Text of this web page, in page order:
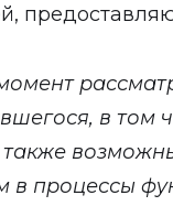
в том
также
в процессы